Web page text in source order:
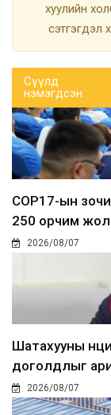
хуулийн
сэтгэгдэл
Сүүлд
нэмэгдсэн
COP17-ын
250 орчим
2026/08/07
Шатахууны
доголдлыг
2026/08/07